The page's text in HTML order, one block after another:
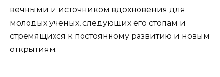
вечными и источником вдохновения для
молодых ученых, следующих его стопам и
стремящихся к постоянному развитию и новым
открытиям.